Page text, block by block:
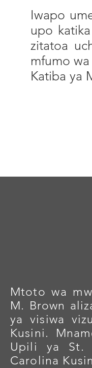
Iwapo
upo
zitatoa
mfumo
Katiba ya
Mtoto wa
M. Brown
ya visiwa
Kusini.
Upili ya St.
Carolina